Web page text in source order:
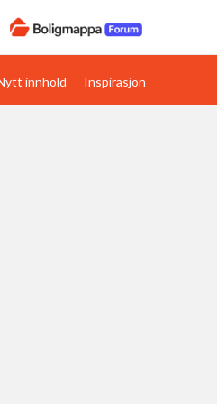
Boligens papirer
innhold Inspirasjon